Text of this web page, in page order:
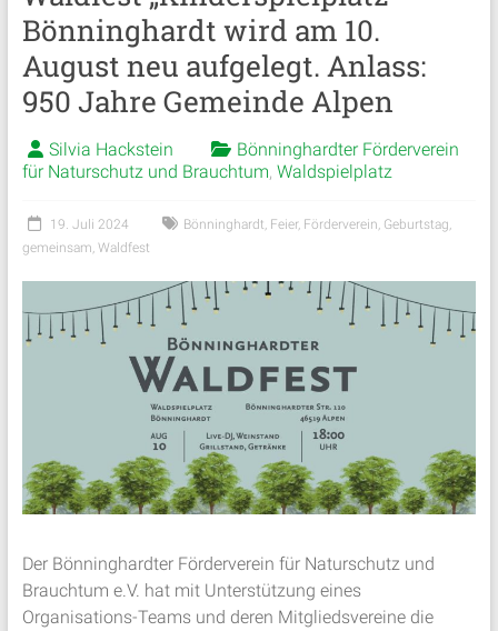
Bönninghardt wird am 10.
August neu aufgelegt. Anlass:
950 Jahre Gemeinde Alpen
Silvia Hackstein
Bönninghardter Förderverein
für Naturschutz und Brauchtum, Waldspielplatz
19. Juli 2024 Bönninghardt, Feier, Förderverein, Geburtstag,
gemeinsam, Waldfest
Der Bönninghardter Förderverein für Naturschutz und
Brauchtum e.V. hat mit Unterstützung eines
Organisations-Teams und deren Mitgliedsvereine die